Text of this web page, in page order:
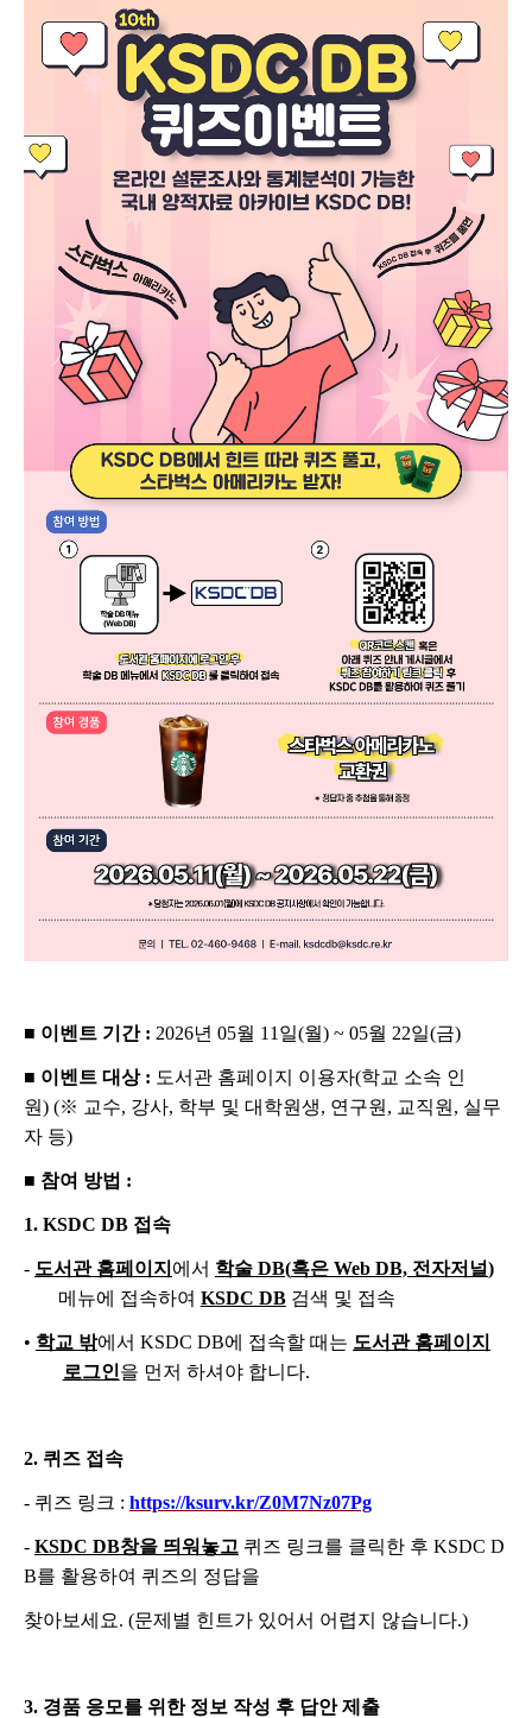
■ 이벤트 기간 : 2026년 05월 11 일(월) ~ 05월 22일(금)
■ 이벤트 대상 : 도서관 홈페이지 이용자(학교 소속 인
원) (※ 교수, 강사, 학부 및 대학원생, 연구원 , 교직원 , 실무
자 등)
■ 참여 방법 :
1. KSDC DB 접속
- 도서관 홈페이지 에서 학술 DB(혹은 Web DB, 전자저널)
메뉴에 접속하여 KSDC DB 검색 및 접속
• 학교 밖에서 KSDC DB에 접속할 때는 도서관 홈페이지
로그인을 먼저 하셔야 합니다.
2. 퀴즈 접속
- 퀴즈 링크 : https://ksurv.kr/Z0M7Nz07Pg
- KSDC DB창을 띄워놓고 퀴즈 링크를 클릭한 후 KSDC D
B를 활용하여 퀴즈의 정답을
찾아보세요. (문제별 힌트가 있어서 어렵지 않습니다.)
3. 경품 응모를 위한 정보 작성 후 답안 제출